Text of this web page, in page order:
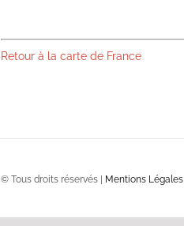
Retour à la carte de France
© Tous droits réservés | Mentions Légales